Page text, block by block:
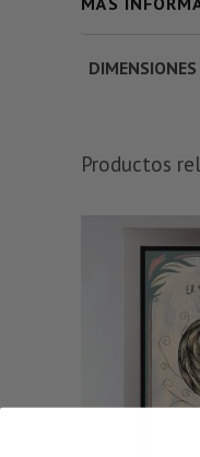
DIMENSIONES
Productos